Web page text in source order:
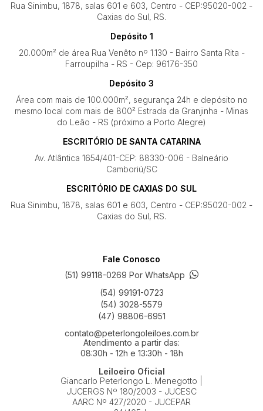
Rua Sinimbu, 1878, salas 601 e 603, Centro - CEP:95020-002 -
Caxias do Sul, RS.
Depósito 1
20.000m² de área Rua Venêto nº 1.130 - Bairro Santa Rita -
Farroupilha - RS - Cep: 96176-350
Depósito 3
Área com mais de 100.000m², segurança 24h e depósito no
mesmo local com mais de 800² Estrada da Granjinha - Minas
do Leão - RS (próximo a Porto Alegre)
ESCRITÓRIO DE SANTA CATARINA
Av. Atlântica 1654/401-CEP: 88330-006 - Balneário
Camboriú/SC
ESCRITÓRIO DE CAXIAS DO SUL
Rua Sinimbu, 1878, salas 601 e 603, Centro - CEP:95020-002 -
Caxias do Sul, RS.
Fale Conosco
(51) 99118-0269 Por WhatsApp
(54) 99191-0723
(54) 3028-5579
(47) 98806-6951
contato@peterlongoleiloes.com.br
Atendimento a partir das:
08:30h - 12h e 13:30h - 18h
Leiloeiro Oficial
Giancarlo Peterlongo L. Menegotto |
JUCERGS Nº 180/2003 - JUCESC
AARC Nº 427/2020 - JUCEPAR